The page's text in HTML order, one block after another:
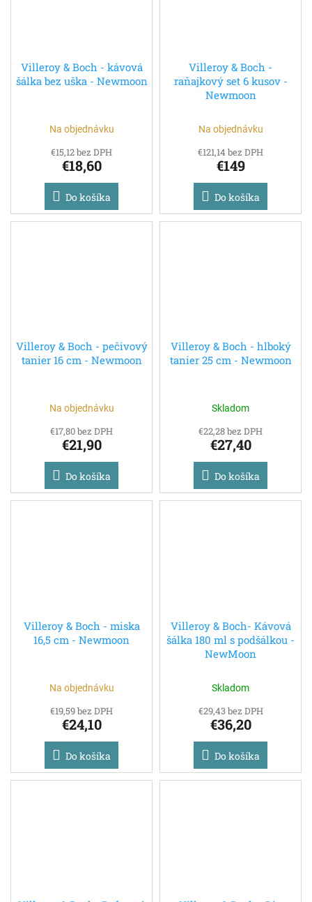
Villeroy & Boch - kávová
šálka bez uška - Newmoon
Na objednávku
€15,12 bez DPH
€18,60
Do košíka
Villeroy & Boch -
raňajkový set 6 kusov -
Newmoon
Na objednávku
€121,14 bez DPH
€149
Do košíka
Villeroy & Boch - pečivový
tanier 16 cm - Newmoon
Na objednávku
€17,80 bez DPH
€21,90
Do košíka
Villeroy & Boch - hlboký
tanier 25 cm - Newmoon
Skladom
€22,28 bez DPH
€27,40
Do košíka
Villeroy & Boch - miska
16,5 cm - Newmoon
Na objednávku
€19,59 bez DPH
€24,10
Do košíka
Villeroy & Boch- Kávová
šálka 180 ml s podšálkou -
NewMoon
Skladom
€29,43 bez DPH
€36,20
Do košíka